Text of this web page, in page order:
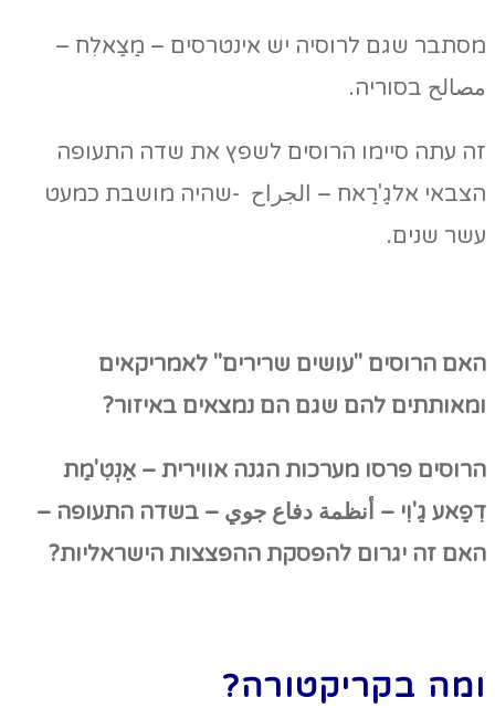
מסתבר שגם לרוסיה יש אינטרסים – מַצַאלִח –
مصالح בסוריה.
זה עתה סיימו הרוסים לשפץ את שדה התעופה
הצבאי אלגַ'רַאח – الجراح -שהיה מושבת כמעט
עשר שנים.
האם הרוסים "עושים שרירים" לאמריקאים
ומאותתים להם שגם הם נמצאים באיזור?
הרוסים פרסו מערכות הגנה אווירית – אַנְטִ'מַת
דִפַאע גַ'וִי – أنظمة دفاع جوي – בשדה התעופה –
האם זה יגרום להפסקת ההפצצות הישראליות?
ומה בקריקטורה?